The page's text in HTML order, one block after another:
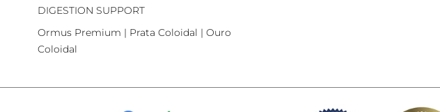
DIGESTION SUPPORT
Ormus Premium | Prata Coloidal | Ouro
Coloidal